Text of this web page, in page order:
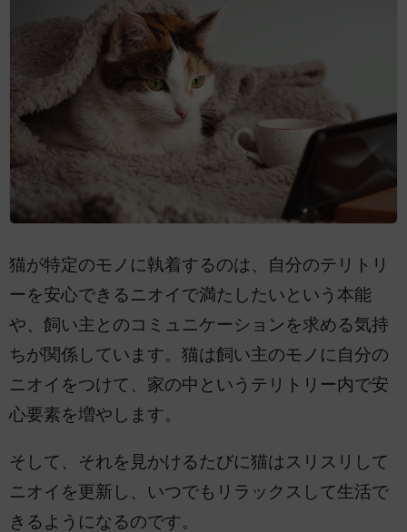
猫が特定のモノに執着するのは、自分のテリトリ
ーを安心できるニオイで満たしたいという本能
や、飼い主とのコミュニケーションを求める気持
ちが関係しています。猫は飼い主のモノに自分の
ニオイをつけて、家の中というテリトリー内で安
心要素を増やします。
そして、それを見かけるたびに猫はスリスリして
ニオイを更新し、いつでもリラックスして生活で
きるようになるのです。